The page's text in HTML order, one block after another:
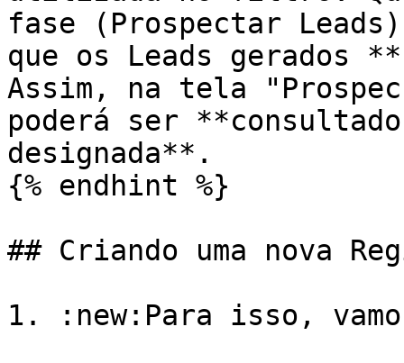
fase (Prospectar
que os Leads gerados
Assim, na tela
poderá ser
designada**.
{% endhint %}
## Criando uma nova
1. :new:Para isso,